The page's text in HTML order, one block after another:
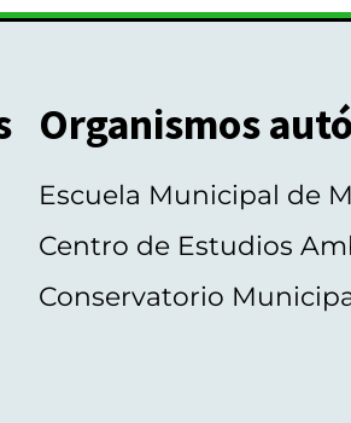
Organismos
Escuela Municipal de
Centro de Estudios
Conservatorio